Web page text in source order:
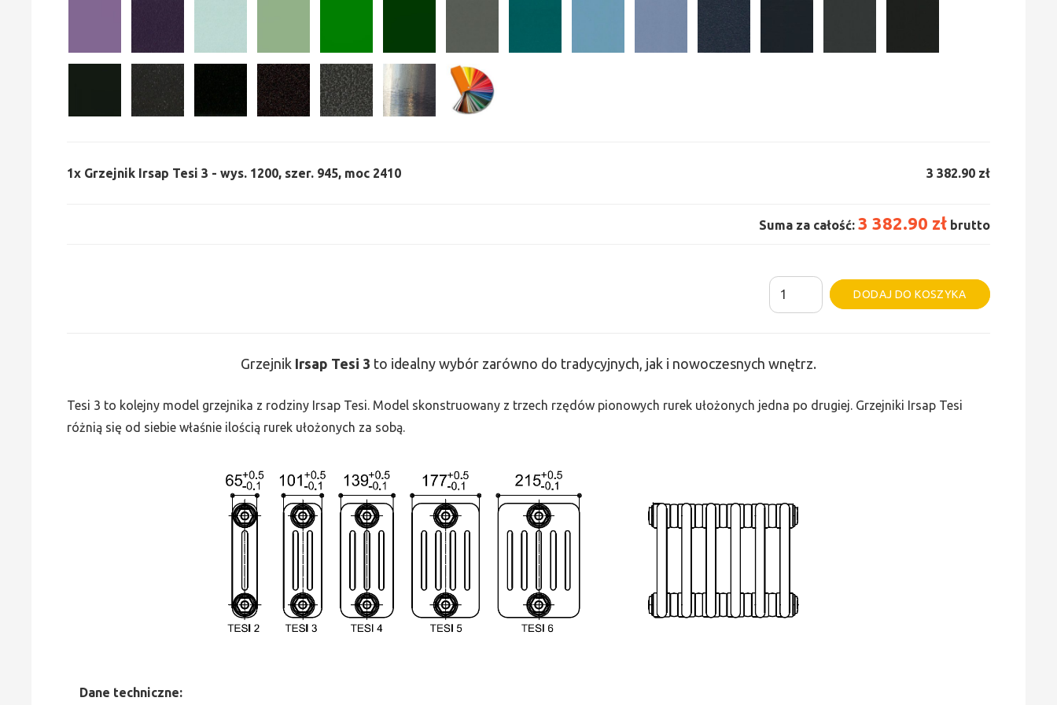
1x Grzejnik Irsap Tesi 3 - wys. 1200, szer. 945, moc 2410 3 382.90 zł
Suma za całość: 3 382.90 zł brutto
ilość
Grzejnik
moc
2410
DODAJ DO KOSZYKA
Alternative:
Grzejnik Irsap Tesi 3 to idealny wybór zarówno do tradycyjnych, jak i nowoczesnych wnętrz.
Tesi 3 to kolejny model grzejnika z rodziny Irsap Tesi. Model skonstruowany z trzech rzędów pionowych rurek ułożonych jedna po drugiej. Grzejniki Irsap Tesi
różnią się od siebie właśnie ilością rurek ułożonych za sobą.
Dane techniczne: